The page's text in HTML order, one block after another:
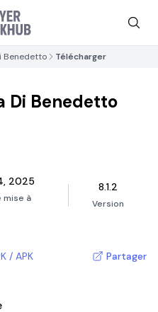
Benedetto Télécharger
Di Benedetto
2025
mise à
8.1.2
Version
/ APK Partager